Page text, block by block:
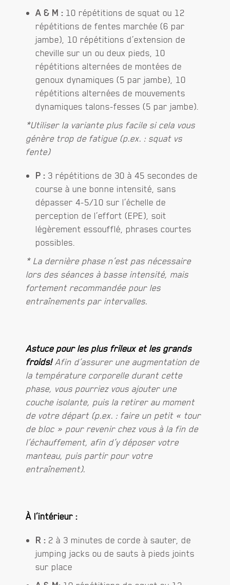
A & M : 10 répétitions de squat ou 12
répétitions de fentes marchée (6 par
jambe), 10 répétitions d’extension de
cheville sur un ou deux pieds, 10
répétitions alternées de montées de
genoux dynamiques (5 par jambe), 10
répétitions alternées de mouvements
dynamiques talons-fesses (5 par jambe).
*Utiliser la variante plus facile si cela vous
génère trop de fatigue (p.ex. : squat vs
fente)
P : 3 répétitions de 30 à 45 secondes de
course à une bonne intensité, sans
dépasser 4-5/10 sur l’échelle de
perception de l’effort (EPE), soit
légèrement essoufflé, phrases courtes
possibles.
*La dernière phase n’est pas nécessaire
lors des séances à basse intensité, mais
fortement recommandée pour les
entraînements par intervalles.
Astuce pour les plus frileux et les grands
froids!Afin d’assurer une augmentation de
la température corporelle durant cette
phase, vous pourriez vous ajouter une
couche isolante, puis la retirer au moment
de votre départ (p.ex. : faire un petit « tour
de bloc » pour revenir chez vous à la fin de
l’échauffement, afin d’y déposer votre
manteau, puis partir pour votre
entraînement).
À l’intérieur :
R : 2 à 3 minutes de corde à sauter, de
jumping jacks ou de sauts à pieds joints
sur place